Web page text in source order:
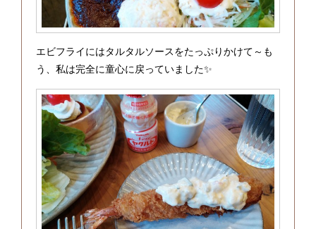
エビフライにはタルタルソースをたっぷりかけて～も
う、私は完全に童心に戻っていました✨